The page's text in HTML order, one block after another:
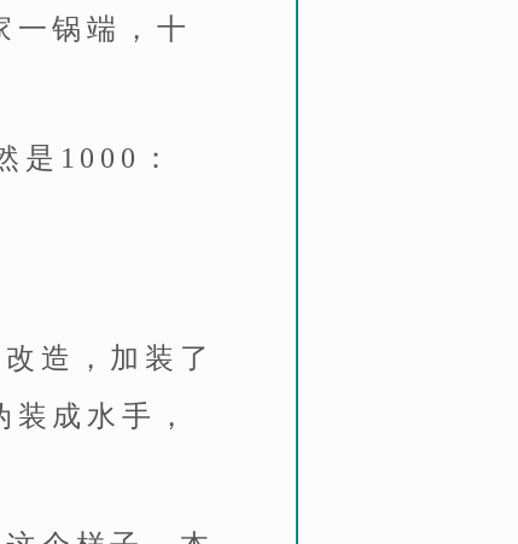
一锅端，十
是1000：
造，加装了
成水手，